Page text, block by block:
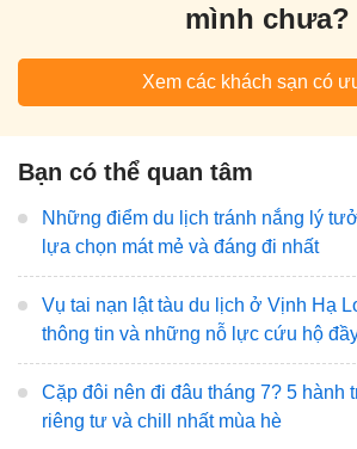
mình chưa?
Xem các khách sạn có
Bạn có thể quan tâm
Những điểm du lịch tránh nắng lý
lựa chọn mát mẻ và đáng đi nhất
Vụ tai nạn lật tàu du lịch ở Vịnh Hạ
thông tin và những nỗ lực cứu hộ
Cặp đôi nên đi đâu tháng 7? 5 hành
riêng tư và chill nhất mùa hè